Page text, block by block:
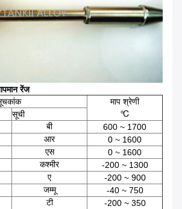
रेंज
माप श्रेणी
℃
सूची
बी
600 ~ 1700
आर
0 ~ 1600
एस
0 ~ 1600
कश्मीर
-200 ~ 1300
ए
-200 ~ 900
जम्मू
-40 ~ 750
टी
-200 ~ 350